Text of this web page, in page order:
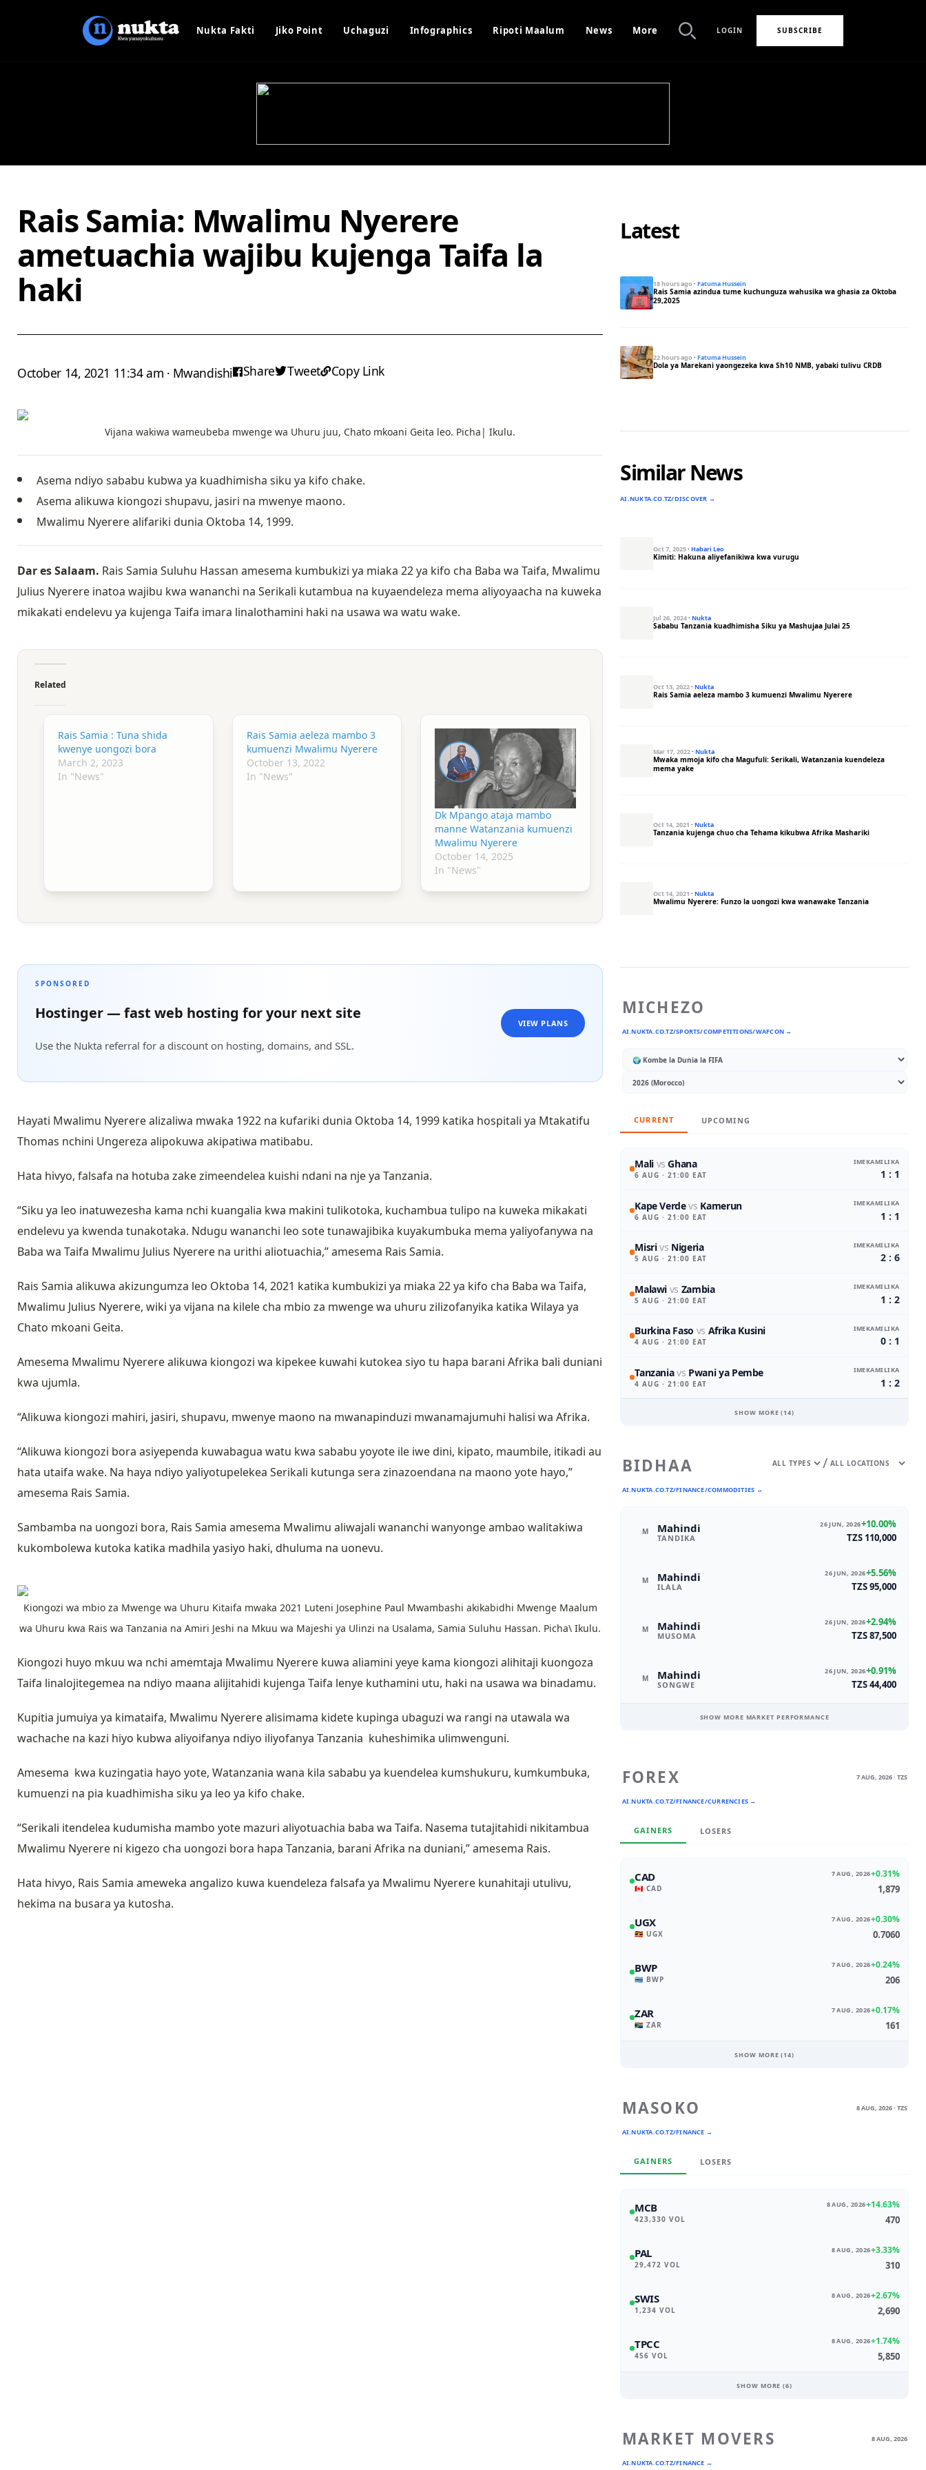
Nukta Fakti Jiko Point Uchaguzi Infographics Ripoti Maalum News More LOGIN SUBSCRIBE
Rais Samia: Mwalimu Nyerere
ametuachia wajibu kujenga Taifa la
haki
October 14, 2021 11:34 am · Mwandishi Share Tweet Copy Link
Vijana wakiwa wameubeba mwenge wa Uhuru juu, Chato mkoani Geita leo. Picha| Ikulu.
Asema ndiyo sababu kubwa ya kuadhimisha siku ya kifo chake.
Asema alikuwa kiongozi shupavu, jasiri na mwenye maono.
Mwalimu Nyerere alifariki dunia Oktoba 14, 1999.
Dar es Salaam. Rais Samia Suluhu Hassan amesema kumbukizi ya miaka 22 ya kifo cha Baba wa Taifa, Mwalimu
Julius Nyerere inatoa wajibu kwa wananchi na Serikali kutambua na kuyaendeleza mema aliyoyaacha na kuweka
mikakati endelevu ya kujenga Taifa imara linalothamini haki na usawa wa watu wake.
Related
Rais Samia : Tuna shida
kwenye uongozi bora
March 2, 2023
In "News"
Rais Samia aeleza mambo 3
kumuenzi Mwalimu Nyerere
October 13, 2022
In "News"
Dk Mpango ataja mambo
manne Watanzania kumuenzi
Mwalimu Nyerere
October 14, 2025
In "News"
SPONSORED
Hostinger — fast web hosting for your next site
Use the Nukta referral for a discount on hosting, domains, and SSL.
VIEW PLANS
Hayati Mwalimu Nyerere alizaliwa mwaka 1922 na kufariki dunia Oktoba 14, 1999 katika hospitali ya Mtakatifu
Thomas nchini Ungereza alipokuwa akipatiwa matibabu.
Hata hivyo, falsafa na hotuba zake zimeendelea kuishi ndani na nje ya Tanzania.
“Siku ya leo inatuwezesha kama nchi kuangalia kwa makini tulikotoka, kuchambua tulipo na kuweka mikakati
endelevu ya kwenda tunakotaka. Ndugu wananchi leo sote tunawajibika kuyakumbuka mema yaliyofanywa na
Baba wa Taifa Mwalimu Julius Nyerere na urithi aliotuachia,” amesema Rais Samia.
Rais Samia alikuwa akizungumza leo Oktoba 14, 2021 katika kumbukizi ya miaka 22 ya kifo cha Baba wa Taifa,
Mwalimu Julius Nyerere, wiki ya vijana na kilele cha mbio za mwenge wa uhuru zilizofanyika katika Wilaya ya
Chato mkoani Geita.
Amesema Mwalimu Nyerere alikuwa kiongozi wa kipekee kuwahi kutokea siyo tu hapa barani Afrika bali duniani
kwa ujumla.
“Alikuwa kiongozi mahiri, jasiri, shupavu, mwenye maono na mwanapinduzi mwanamajumuhi halisi wa Afrika.
“Alikuwa kiongozi bora asiyependa kuwabagua watu kwa sababu yoyote ile iwe dini, kipato, maumbile, itikadi au
hata utaifa wake. Na haya ndiyo yaliyotupelekea Serikali kutunga sera zinazoendana na maono yote hayo,”
amesema Rais Samia.
Sambamba na uongozi bora, Rais Samia amesema Mwalimu aliwajali wananchi wanyonge ambao walitakiwa
kukombolewa kutoka katika madhila yasiyo haki, dhuluma na uonevu.
Kiongozi wa mbio za Mwenge wa Uhuru Kitaifa mwaka 2021 Luteni Josephine Paul Mwambashi akikabidhi Mwenge Maalum
wa Uhuru kwa Rais wa Tanzania na Amiri Jeshi na Mkuu wa Majeshi ya Ulinzi na Usalama, Samia Suluhu Hassan. Picha\ Ikulu.
Kiongozi huyo mkuu wa nchi amemtaja Mwalimu Nyerere kuwa aliamini yeye kama kiongozi alihitaji kuongoza
Taifa linalojitegemea na ndiyo maana alijitahidi kujenga Taifa lenye kuthamini utu, haki na usawa wa binadamu.
Kupitia jumuiya ya kimataifa, Mwalimu Nyerere alisimama kidete kupinga ubaguzi wa rangi na utawala wa
wachache na kazi hiyo kubwa aliyoifanya ndiyo iliyofanya Tanzania kuheshimika ulimwenguni.
Amesema kwa kuzingatia hayo yote, Watanzania wana kila sababu ya kuendelea kumshukuru, kumkumbuka,
kumuenzi na pia kuadhimisha siku ya leo ya kifo chake.
“Serikali itendelea kudumisha mambo yote mazuri aliyotuachia baba wa Taifa. Nasema tutajitahidi nikitambua
Mwalimu Nyerere ni kigezo cha uongozi bora hapa Tanzania, barani Afrika na duniani,” amesema Rais.
Hata hivyo, Rais Samia ameweka angalizo kuwa kuendeleza falsafa ya Mwalimu Nyerere kunahitaji utulivu,
hekima na busara ya kutosha.
Latest
18 hours ago ·Fatuma Hussein
Rais Samia azindua tume kuchunguza wahusika wa ghasia za Oktoba
29,2025
22 hours ago ·Fatuma Hussein
Dola ya Marekani yaongezeka kwa Sh10 NMB, yabaki tulivu CRDB
Similar News
AI.NUKTA.CO.TZ/DISCOVER →
Oct 7, 2025·Habari Leo
Kimiti: Hakuna aliyefanikiwa kwa vurugu
Jul 26, 2024·Nukta
Sababu Tanzania kuadhimisha Siku ya Mashujaa Julai 25
Oct 13, 2022·Nukta
Rais Samia aeleza mambo 3 kumuenzi Mwalimu Nyerere
Mar 17, 2022·Nukta
Mwaka mmoja kifo cha Magufuli: Serikali, Watanzania kuendeleza
mema yake
Oct 14, 2021·Nukta
Tanzania kujenga chuo cha Tehama kikubwa Afrika Mashariki
Oct 14, 2021·Nukta
Mwalimu Nyerere: Funzo la uongozi kwa wanawake Tanzania
MICHEZO
AI.NUKTA.CO.TZ/SPORTS/COMPETITIONS/WAFCON →
CURRENT UPCOMING
Mali vsGhana
6 AUG · 21:00 EAT
IMEKAMILIKA
1 : 1
Kape Verdevs Kamerun
6 AUG · 21:00 EAT
IMEKAMILIKA
1 : 1
Misrivs Nigeria
5 AUG · 21:00 EAT
IMEKAMILIKA
2 : 6
Malawi vs Zambia
5 AUG · 21:00 EAT
IMEKAMILIKA
1 : 2
Burkina Faso vs Afrika Kusini
4 AUG · 21:00 EAT
IMEKAMILIKA
0 : 1
Tanzaniavs Pwani ya Pembe
4 AUG · 21:00 EAT
IMEKAMILIKA
1 : 2
SHOW MORE (14)
BIDHAA
AI.NUKTA.CO.TZ/FINANCE/COMMODITIES →
/
M Mahindi
TANDIKA
26 JUN, 2026+10.00%
TZS 110,000
M Mahindi
ILALA
26 JUN, 2026+5.56%
TZS 95,000
M Mahindi
MUSOMA
26 JUN, 2026+2.94%
TZS 87,500
M Mahindi
SONGWE
26 JUN, 2026+0.91%
TZS 44,400
SHOW MORE MARKET PERFORMANCE
FOREX
AI.NUKTA.CO.TZ/FINANCE/CURRENCIES →
7 AUG, 2026 · TZS
GAINERS LOSERS
CAD
🇨🇦 CAD
7 AUG, 2026+0.31%
1,879
UGX
🇺🇬 UGX
7 AUG, 2026+0.30%
0.7060
BWP
🇧🇼 BWP
7 AUG, 2026+0.24%
206
ZAR
🇿🇦 ZAR
7 AUG, 2026+0.17%
161
SHOW MORE (14)
MASOKO
AI.NUKTA.CO.TZ/FINANCE →
8 AUG, 2026 · TZS
GAINERS LOSERS
MCB
423,330 VOL
8 AUG, 2026+14.63%
470
PAL
29,472 VOL
8 AUG, 2026+3.33%
310
SWIS
1,234 VOL
8 AUG, 2026+2.67%
2,690
TPCC
456 VOL
8 AUG, 2026+1.74%
5,850
SHOW MORE (6)
MARKET MOVERS
AI.NUKTA.CO.TZ/FINANCE →
8 AUG, 2026